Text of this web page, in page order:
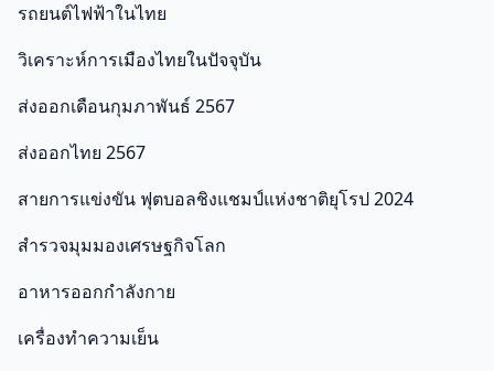
รถยนต์ไฟฟ้าในไทย
วิเคราะห์การเมืองไทยในปัจจุบัน
ส่งออกเดือนกุมภาพันธ์ 2567
ส่งออกไทย 2567
สายการแข่งขัน ฟุตบอลชิงแชมป์แห่งชาติยุโรป 2024
สำรวจมุมมองเศรษฐกิจโลก
อาหารออกกําลังกาย
เครื่องทำความเย็น